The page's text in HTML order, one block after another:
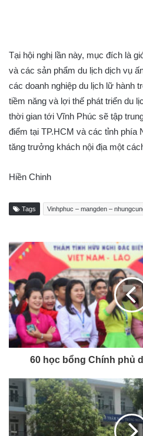
Tại hội nghị lần này, mục đích là
và các sản phẩm du lịch dịch vụ
các doanh nghiệp du lịch lữ hành
tiềm năng và lợi thế phát triển du
thời gian tới Vĩnh Phúc sẽ tập
điểm tại TP.HCM và các tỉnh phía
tăng trưởng khách nội địa một
Hiền Chinh
Tags Vinhphuc – mangden –
60 học bổng Chính phủ